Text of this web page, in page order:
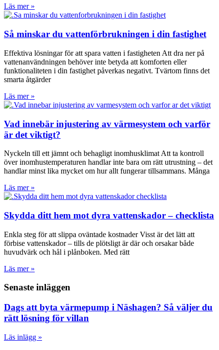
Läs mer »
Så minskar du vattenförbrukningen i din fastighet
Effektiva lösningar för att spara vatten i fastigheten Att dra ner på
vattenanvändningen behöver inte betyda att komforten eller
funktionaliteten i din fastighet påverkas negativt. Tvärtom finns det
smarta åtgärder
Läs mer »
Vad innebär injustering av värmesystem och varför
är det viktigt?
Nyckeln till ett jämnt och behagligt inomhusklimat Att ta kontroll
över inomhustemperaturen handlar inte bara om rätt utrustning – det
handlar minst lika mycket om hur allt fungerar tillsammans. Många
Läs mer »
Skydda ditt hem mot dyra vattenskador – checklista
Enkla steg för att slippa oväntade kostnader Visst är det lätt att
förbise vattenskador – tills de plötsligt är där och orsakar både
huvudvärk och hål i plånboken. Med rätt
Läs mer »
Senaste inläggen
Dags att byta värmepump i Näshagen? Så väljer du
rätt lösning för villan
Läs inlägg »